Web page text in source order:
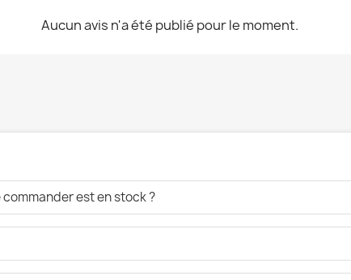
Aucun avis n'a été publié pour le moment.
est en stock ?